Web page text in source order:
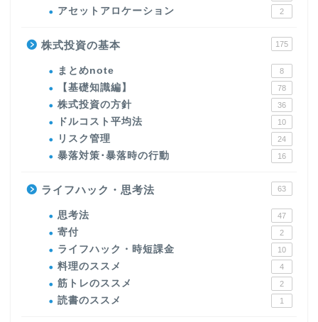
アセットアロケーション 2
株式投資の基本 175
まとめnote 8
【基礎知識編】 78
株式投資の方針 36
ドルコスト平均法 10
リスク管理 24
暴落対策･暴落時の行動 16
ライフハック・思考法 63
思考法 47
寄付 2
ライフハック・時短課金 10
料理のススメ 4
筋トレのススメ 2
読書のススメ 1